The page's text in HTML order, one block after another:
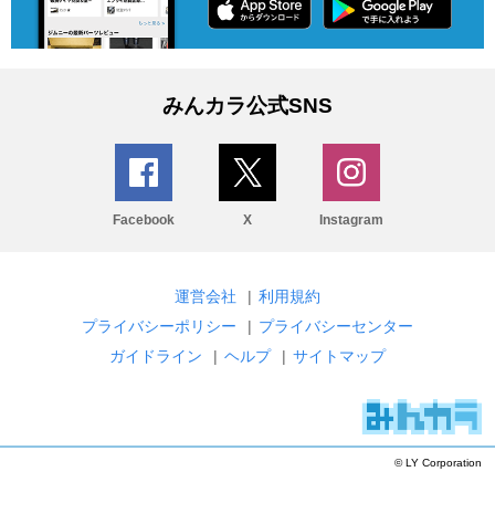
みんカラ公式SNS
Facebook X Instagram
運営会社 | 利用規約
プライバシーポリシー
| プライバシーセンター
ガイドライン
| ヘルプ | サイトマップ
© LY Corporation